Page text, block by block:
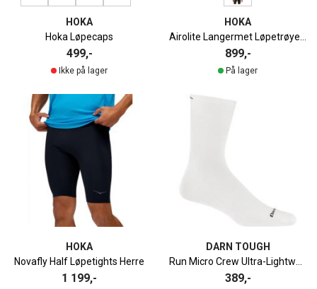
HOKA
Hoka Løpecaps
499,-
Ikke på lager
HOKA
899,-
På lager
HOKA
Novafly Half Løpetights Herre
1 199,-
DARN TOUGH
389,-